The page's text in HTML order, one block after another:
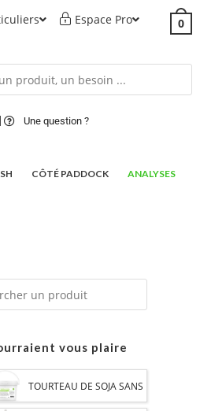
Espace Pro 0
Une question ?
CÔTÉ PADDOCK ANALYSES
vous plaire
TOURTEAU DE SOJA SANS